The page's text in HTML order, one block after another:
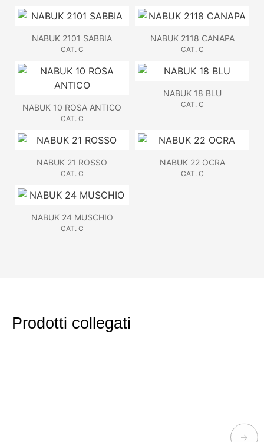
NABUK 2101 SABBIA
CAT. C
NABUK 2118 CANAPA
CAT. C
NABUK 10 ROSA ANTICO
CAT. C
NABUK 18 BLU
CAT. C
NABUK 21 ROSSO
CAT. C
NABUK 22 OCRA
CAT. C
NABUK 24 MUSCHIO
CAT. C
Prodotti collegati